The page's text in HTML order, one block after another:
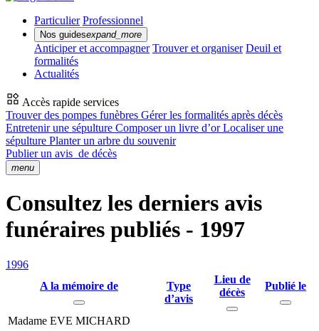
Particulier Professionnel
Nos guidesexpand_more
Anticiper et accompagner Trouver et organiser Deuil et
formalités
Actualités
Accès rapide services
Trouver des pompes funèbres Gérer les formalités après décès
Entretenir une sépulture Composer un livre d’orLocaliser une
sépulture Planter un arbre du souvenir
Publier un avis de décès
menu
Consultez les derniers avis
funéraires publiés - 1997
1996
A la mémoire de
Type
d’avis
Lieu de
décès
Publié le
Madame EVE MICHARD